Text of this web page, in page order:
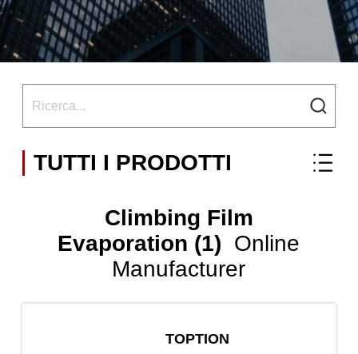
TUTTI I PRODOTTI
Climbing Film
Evaporation (1) Online
Manufacturer
TOPTION